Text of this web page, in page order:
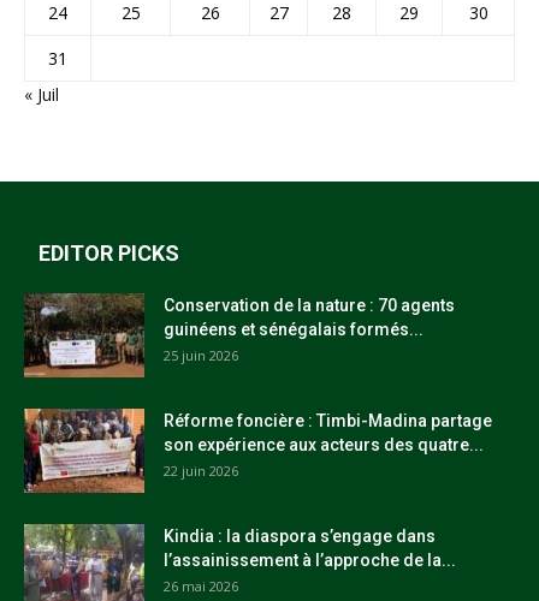
24
25 26 27 28 29
30
31
« Juil
EDITOR PICKS
Conservation de la nature : 70 agents
guinéens et sénégalais formés...
25 juin 2026
Réforme foncière : Timbi-Madina partage
son expérience aux acteurs des quatre...
22 juin 2026
Kindia : la diaspora s’engage dans
l’assainissement à l’approche de la...
26 mai 2026